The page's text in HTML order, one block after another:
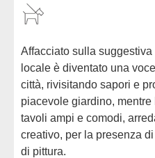
Affacciato sulla suggestiva Piazza Attilio Hortis, il
locale è diventato una
città, rivisitando sapori e
piacevole giardino, mentre
tavoli ampi e comodi,
creativo, per la presenza
di pittura.